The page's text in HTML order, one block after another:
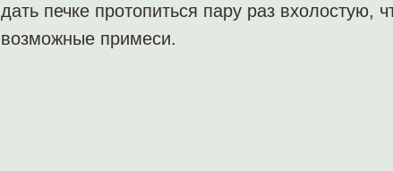
дать печке протопиться пару раз вхолостую,
возможные примеси.